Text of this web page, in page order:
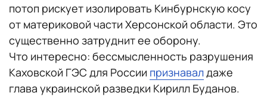
потоп рискует изолировать Кинбурнскую косу
от материковой части Херсонской области. Это
существенно затруднит ее оборону.
Что интересно: бессмысленность разрушения
Каховской ГЭС для России признавал даже
глава украинской разведки Кирилл Буданов.